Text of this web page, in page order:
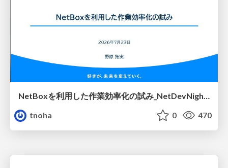
NetBoxを利用した作業効率化の試み_NetDevNight4
tnoha
0 470